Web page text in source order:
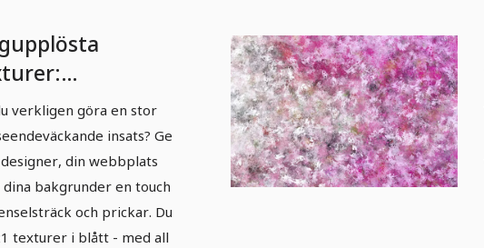
i
verkligen göra en stor
insats? Ge
din webbplats
bakgrunder en touch
och prickar. Du
texturer i blått - med all